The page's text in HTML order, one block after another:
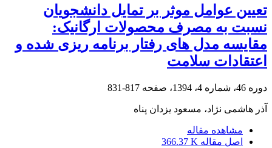
تعیین عوامل موثر بر تمایل دانشجویان
نسبت به مصرف محصولات ارگانیک:
مقایسه مدل های رفتار برنامه ریزی شده و
اعتقادات سلامت
دوره 46، شماره 4، 1394، صفحه 817-831
آذر هاشمی نژاد، مسعود یزدان پناه
مشاهده مقاله
اصل مقاله 366.37 K